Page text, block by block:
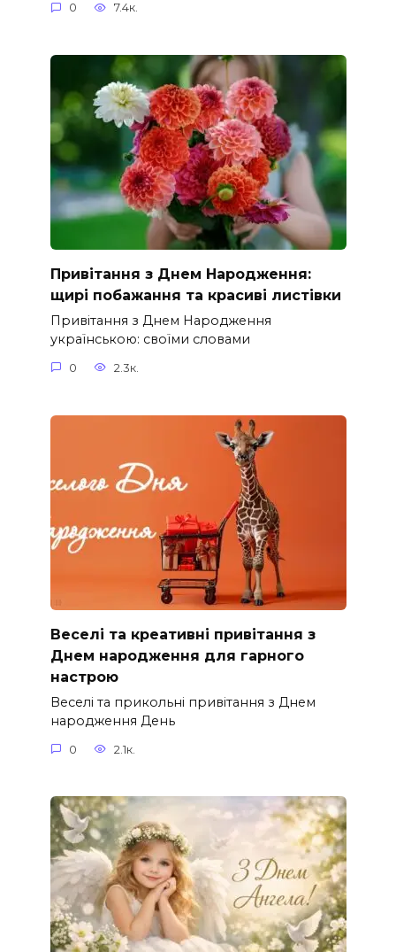
0 7.4к.
Привітання з Днем Народження:
щирі побажання та красиві листівки
Привітання з Днем Народження
українською: своїми словами
0 2.3к.
Веселі та креативні привітання з
Днем народження для гарного
настрою
Веселі та прикольні привітання з Днем
народження День
0 2.1к.